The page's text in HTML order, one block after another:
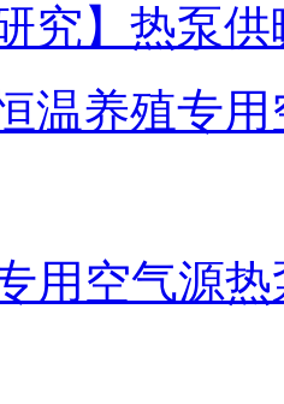
研究】热泵
温养殖专
用空气源